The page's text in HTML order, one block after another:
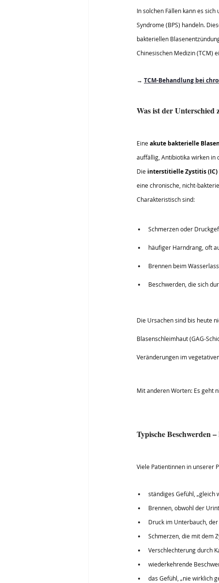
In solchen Fällen kann es
Syndrome (BPS) handeln.
bakteriellen
Chinesischen Medizin (TCM)
→ TCM-Behandlung bei
Was ist der
Eine akute bakterielle
auffällig, Antibiotika wirken in
Die interstitielle Zystitis (IC)
eine chronische, nicht-
Charakteristisch sind:
Schmerzen oder
häufiger Harndrang, oft
Brennen beim
Beschwerden, die sich
Die Ursachen sind bis heute
Blasenschleimhaut (GAG-
Veränderungen im
Mit anderen Worten: Es geht
Typische Beschwerden –
Viele Patientinnen in unserer
ständiges Gefühl, „gleich
Brennen, obwohl der
Druck im Unterbauch,
Schmerzen, die mit dem
Verschlechterung durch
wiederkehrende
das Gefühl, „nie wirklich